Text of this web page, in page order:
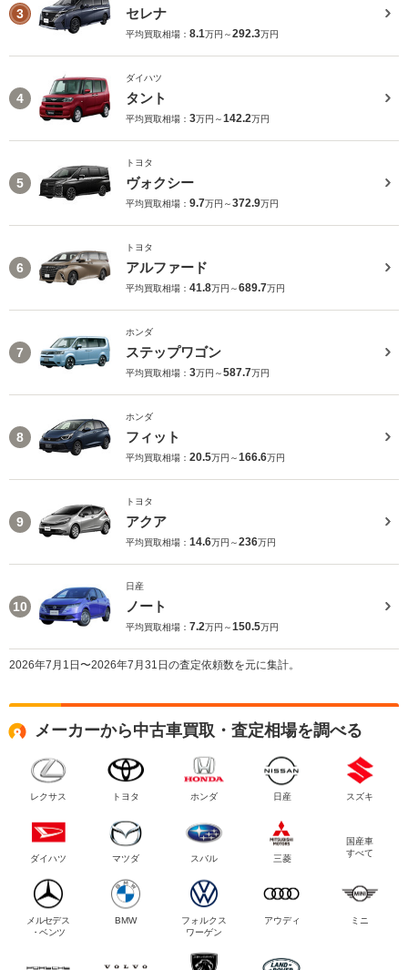
3 セレナ
平均買取相場： 8.1万円～292.3万円
4
ダイハツ
タント
平均買取相場： 3万円～142.2万円
5
トヨタ
ヴォクシー
平均買取相場： 9.7万円～372.9万円
6
トヨタ
アルファード
平均買取相場： 41.8万円～689.7万円
7
ホンダ
ステップワゴン
平均買取相場： 3万円～587.7万円
8
ホンダ
フィット
平均買取相場： 20.5万円～166.6万円
9
トヨタ
アクア
平均買取相場： 14.6万円～236万円
10
日産
ノート
平均買取相場： 7.2万円～150.5万円
2026年7月1日〜2026年7月31日の査定依頼数を元に集計。
メーカーから中古車買取・査定相場を調べる
レクサス トヨタ ホンダ 日産 スズキ
ダイハツ マツダ スバル 三菱
国産車
すべて
メルセデス
・ベンツ
BMW
フォルクス
ワーゲン
アウディ ミニ